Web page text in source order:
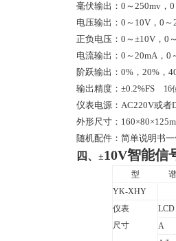
毫伏输出： 0 ～ 250mv ， 0
电压输出： 0 ～ 10V ， 0 ～
正负电压： 0 ～±10V ， 0
电流输出： 0 ～ 20mA ， 0
阶跃输出： 0% ， 20% ，
输出精度：±0.2%FS 16
仪表电源： AC220V或者
外形尺寸： 160×80×
随机配件：简单说明书
四、 ±10V智能信
型
谱
YK-XHY
仪表
尺寸
LCD
A